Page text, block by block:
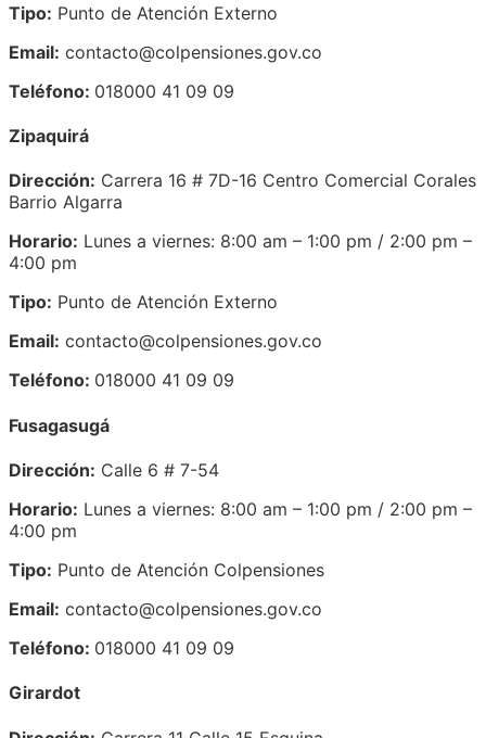
Tipo: Punto de Atención Externo
Email: contacto@colpensiones.gov.co
Teléfono: 018000 41 09 09
Zipaquirá
Dirección: Carrera 16 # 7D-16 Centro Comercial Corales
Barrio Algarra
Horario: Lunes a viernes: 8:00 am – 1:00 pm / 2:00 pm –
4:00 pm
Tipo: Punto de Atención Externo
Email: contacto@colpensiones.gov.co
Teléfono: 018000 41 09 09
Fusagasugá
Dirección: Calle 6 # 7-54
Horario: Lunes a viernes: 8:00 am – 1:00 pm / 2:00 pm –
4:00 pm
Tipo: Punto de Atención Colpensiones
Email: contacto@colpensiones.gov.co
Teléfono: 018000 41 09 09
Girardot